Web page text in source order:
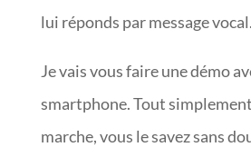
lui réponds par message vocal.
Je vais vous faire une démo
smartphone. Tout
marche, vous le savez sans